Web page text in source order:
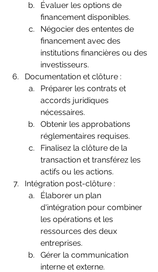
Évaluer les options de
financement disponibles.
Négocier des ententes de
financement avec des
institutions financières ou des
investisseurs.
Documentation et clôture :
Préparer les contrats et
accords juridiques
nécessaires.
Obtenir les approbations
réglementaires requises.
Finalisez la clôture de la
transaction et transférez les
actifs ou les actions.
Intégration post-clôture :
Élaborer un plan
d'intégration pour combiner
les opérations et les
ressources des deux
entreprises.
Gérer la communication
interne et externe.